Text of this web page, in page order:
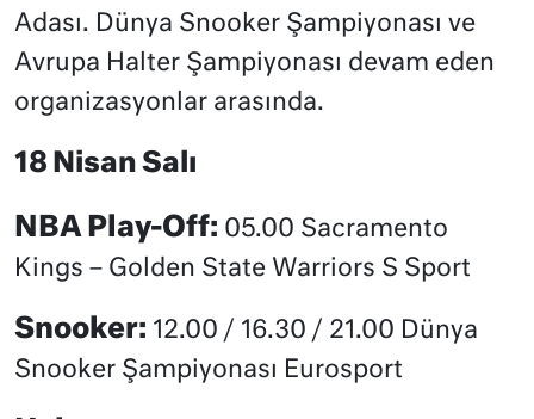
Adası. Dünya Snooker Şampiyonası ve
Avrupa Halter Şampiyonası devam eden
organizasyonlar arasında.
18 Nisan Salı
NBA Play-Off: 05.00 Sacramento
Kings – Golden State Warriors S Sport
Snooker: 12.00 / 16.30 / 21.00 Dünya
Snooker Şampiyonası Eurosport